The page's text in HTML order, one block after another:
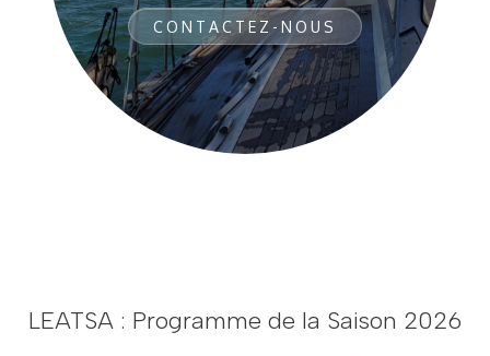
CONTACTEZ-NOUS
LEATSA : Programme de la Saison 2026